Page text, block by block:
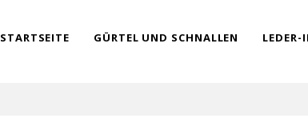
STARTSEITE GÜRTEL UND SCHNALLEN LEDER-